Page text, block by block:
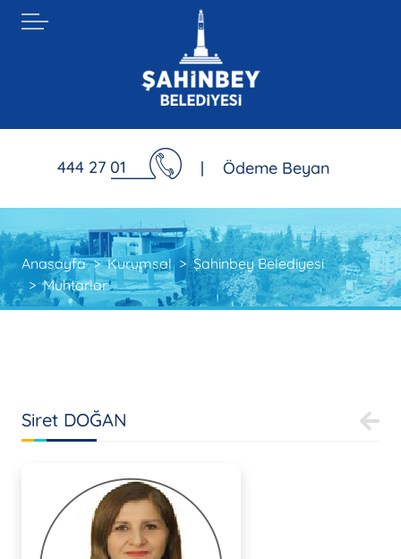
444 27 01 | Ödeme Beyan
Anasayfa Kurumsal
Şahinbey Belediyesi
Muhtarlar
Siret DOĞAN